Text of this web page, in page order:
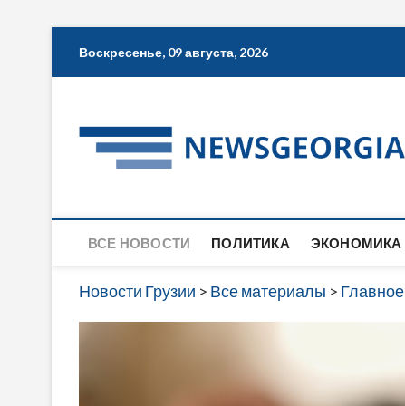
Воскресенье, 09 августа, 2026
ВСЕ НОВОСТИ ПОЛИТИКА ЭКОНОМИКА
Новости Грузии > Все материалы > Главное